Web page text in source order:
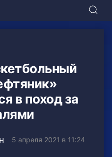
в поход за
5 апреля 2021 в 11:24